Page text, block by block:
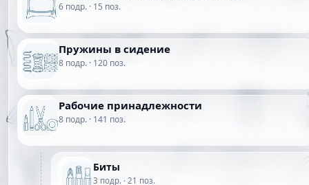
6 подр. · 15 поз.
Пружины в сидение
8 подр. · 120 поз.
Рабочие принадлежности
8 подр. · 141 поз.
Биты
3 подр. · 21 поз.